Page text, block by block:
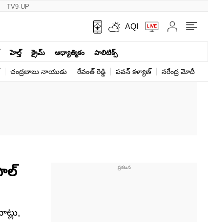
TV9-UP
AQI
హెల్త్‌ క్రైమ్ ఆధ్యాత్మికం పాలిటిక్స్‌
చంద్రబాబు నాయుడు రేవంత్ రెడ్డి పవన్ కళ్యాణ్ నరేంద్ర మోదీ